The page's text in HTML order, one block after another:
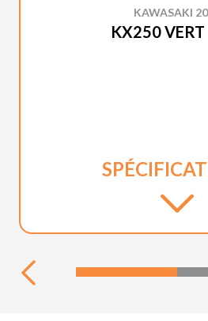
KAWASAKI
KX250 VERT